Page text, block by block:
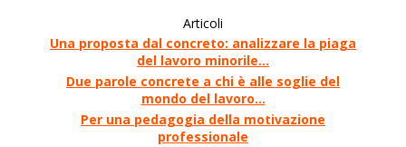
Articoli
Una proposta dal concreto: analizzare la piaga
del lavoro minorile…
Due parole concrete a chi è alle soglie del
mondo del lavoro…
Per una pedagogia della motivazione
professionale